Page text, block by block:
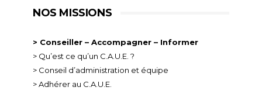
NOS MISSIONS
> Conseiller – Accompagner – Informer
> Qu’est ce qu’un C.A.U.E. ?
> Conseil d’administration et équipe
> Adhérer au C.A.U.E.